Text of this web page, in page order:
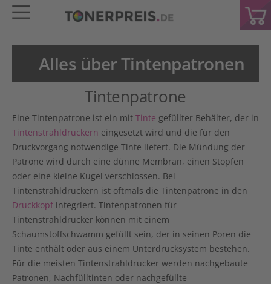
Alles über Tintenpatronen
Tintenpatrone
Eine Tintenpatrone ist ein mit Tinte gefüllter Behälter, der in
Tintenstrahldruckern eingesetzt wird und die für den
Druckvorgang notwendige Tinte liefert. Die Mündung der
Patrone wird durch eine dünne Membran, einen Stopfen
oder eine kleine Kugel verschlossen. Bei
Tintenstrahldruckern ist oftmals die Tintenpatrone in den
Druckkopf integriert. Tintenpatronen für
Tintenstrahldrucker können mit einem
Schaumstoffschwamm gefüllt sein, der in seinen Poren die
Tinte enthält oder aus einem Unterdrucksystem bestehen.
Für die meisten Tintenstrahldrucker werden nachgebaute
Patronen, Nachfülltinten oder nachgefüllte